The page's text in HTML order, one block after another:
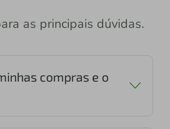
as principais dúvidas.
compras e o